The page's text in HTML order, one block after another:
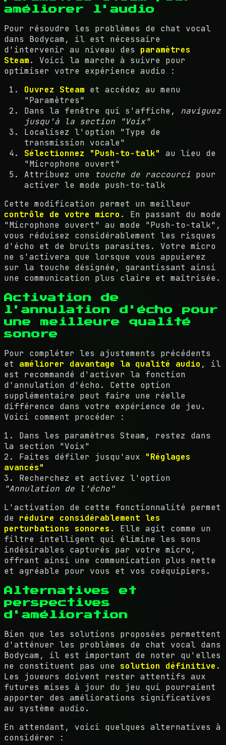
améliorer l'audio
Pour résoudre les problèmes de chat vocal
dans Bodycam, il est nécessaire
d'intervenir au niveau des paramètres
Steam. Voici la marche à suivre pour
optimiser votre expérience audio :
Ouvrez Steam et accédez au menu
"Paramètres"
Dans la fenêtre qui s'affiche, naviguez
jusqu'à la section "Voix"
Localisez l'option "Type de
transmission vocale"
Sélectionnez "Push-to-talk"
au lieu de
"Microphone ouvert"
Attribuez une touche de raccourci pour
activer le mode push-to-talk
Cette modification permet un meilleur
contrôle de votre micro . En passant du mode
"Microphone ouvert" au mode "Push-to-talk",
vous réduisez considérablement les risques
d'écho et de bruits parasites. Votre micro
ne s'activera que lorsque vous appuierez
sur la touche désignée, garantissant ainsi
une communication plus claire et maîtrisée.
Activation de
l'annulation d'écho pour
une meilleure qualité
sonore
Pour compléter les ajustements précédents
et améliorer davantage la qualité audio , il
est recommandé d'activer la fonction
d'annulation d'écho. Cette option
supplémentaire peut faire une réelle
différence dans votre expérience de jeu.
Voici comment procéder :
1. Dans les paramètres Steam, restez dans
la section "Voix"
2. Faites défiler jusqu'aux "Réglages
avancés"
3. Recherchez et activez l'option
"Annulation de l'écho"
L'activation de cette fonctionnalité permet
de réduire considérablement les
perturbations sonores . Elle agit comme un
filtre intelligent qui élimine les sons
indésirables capturés par votre micro,
offrant ainsi une communication plus nette
et agréable pour vous et vos coéquipiers.
Alternatives et
perspectives
d'amélioration
Bien que les solutions proposées permettent
d'atténuer les problèmes de chat vocal dans
Bodycam, il est important de noter qu'elles
ne constituent pas une solution définitive .
Les joueurs doivent rester attentifs aux
futures mises à jour du jeu qui pourraient
apporter des améliorations significatives
au système audio.
En attendant, voici quelques alternatives à
considérer :